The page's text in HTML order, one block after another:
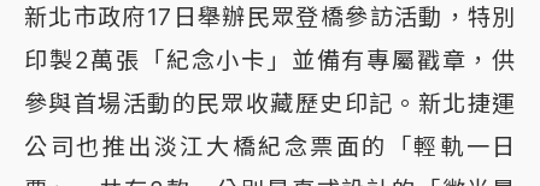
新北市政府17日舉辦民眾登橋參訪活動，特別
印製2萬張「紀念小卡」並備有專屬戳章，供
參與首場活動的民眾收藏歷史印記。新北捷運
公司也推出淡江大橋紀念票面的「輕軌一日